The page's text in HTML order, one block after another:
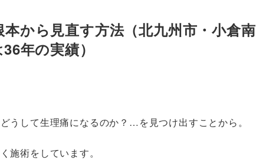
から見直す方法（北九州市・小倉南
年の実績）
うして生理痛になるのか？…を見つけ出すことから。
施術をしています。